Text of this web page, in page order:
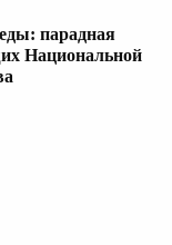
парадная
Национальной